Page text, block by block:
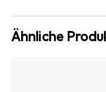
Ähnliche